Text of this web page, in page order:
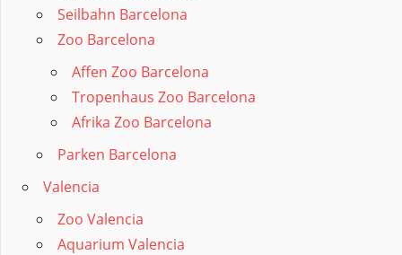
Seilbahn Barcelona
Zoo Barcelona
Affen Zoo Barcelona
Tropenhaus Zoo Barcelona
Afrika Zoo Barcelona
Parken Barcelona
Valencia
Zoo Valencia
Aquarium Valencia